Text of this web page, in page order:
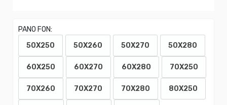
PANO FON:
50X250
50X260 50X270 50X280
60X250 60X270 60X280 70X250
70X260 70X270 70X280 80X250